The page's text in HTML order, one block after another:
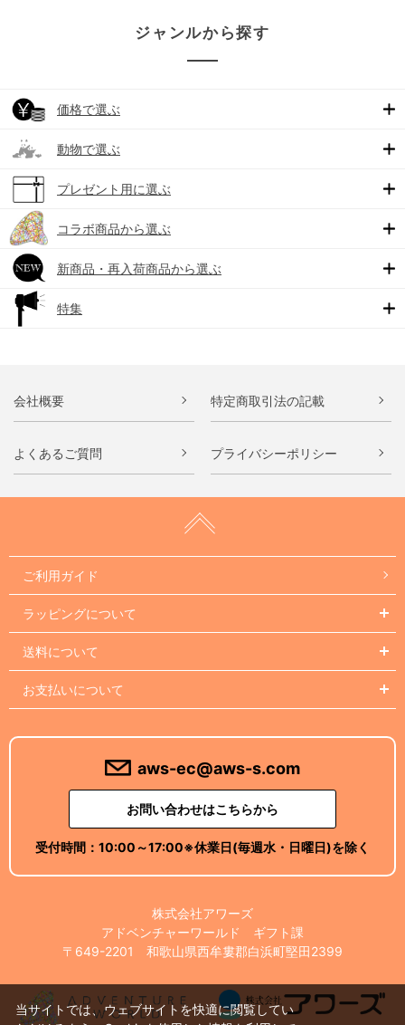
ジャンルから探す
価格で選ぶ
動物で選ぶ
プレゼント用に選ぶ
コラボ商品から選ぶ
新商品・再入荷商品から選ぶ
特集
会社概要 特定商取引法の記載
よくあるご質問 プライバシーポリシー
ご利用ガイド
ラッピングについて
送料について
お支払いについて
aws-ec@aws-s.com
お問い合わせはこちらから
受付時間： 10:00～17:00※休業日(毎週水・日曜日)を除く
株式会社アワーズ
アドベンチャーワールド ギフト課
〒649-2201 和歌山県西牟婁郡白浜町堅田2399
当サイトでは、ウェブサイトを快適に閲覧してい